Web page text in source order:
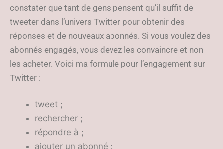
constater que tant de gens pensent qu’il suffit de
tweeter dans l’univers Twitter pour obtenir des
réponses et de nouveaux abonnés. Si vous voulez des
abonnés engagés, vous devez les convaincre et non
les acheter. Voici ma formule pour l’engagement sur
Twitter :
tweet ;
rechercher ;
répondre à ;
ajouter un abonné ;